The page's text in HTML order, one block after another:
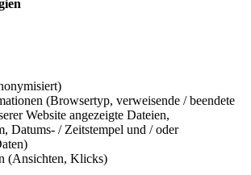
(Browsertyp, verweisende / beendete
Website angezeigte Dateien,
Datums- / Zeitstempel und / oder
(Ansichten, Klicks)